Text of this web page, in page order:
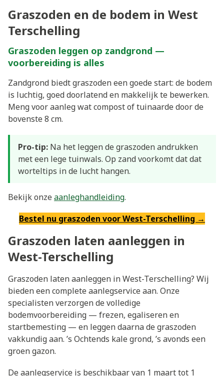
Graszoden en de bodem in West
Terschelling
Graszoden leggen op zandgrond —
voorbereiding is alles
Zandgrond biedt graszoden een goede start: de bodem
is luchtig, goed doorlatend en makkelijk te bewerken.
Meng voor aanleg wat compost of tuinaarde door de
bovenste 8 cm.
Pro-tip: Na het leggen de graszoden andrukken
met een lege tuinwals. Op zand voorkomt dat dat
worteltips in de lucht hangen.
Bekijk onzeaanleghandleiding.
Bestel nu graszoden voor West-Terschelling →
Graszoden laten aanleggen in
West-Terschelling
Graszoden laten aanleggen in West-Terschelling? Wij
bieden een complete aanlegservice aan. Onze
specialisten verzorgen de volledige
bodemvoorbereiding — frezen, egaliseren en
startbemesting — en leggen daarna de graszoden
vakkundig aan. ’s Ochtends kale grond, ’s avonds een
groen gazon.
De aanlegservice is beschikbaar van 1 maart tot 1